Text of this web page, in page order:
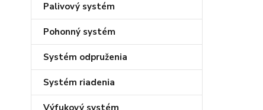
Palivový systém
Pohonný systém
Systém odpruženia
Systém riadenia